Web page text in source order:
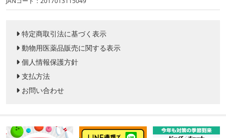
特定商取引法に基づく表示
動物用医薬品販売に関する表示
個人情報保護方針
支払方法
お問い合わせ